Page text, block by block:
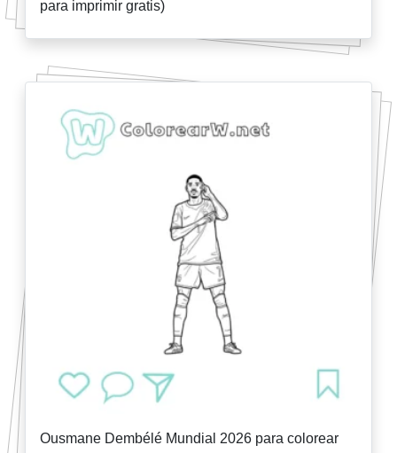
para imprimir gratis)
Ousmane Dembélé Mundial 2026 para colorear